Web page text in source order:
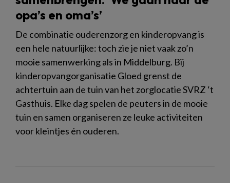
opa’s en oma’s’
De combinatie ouderenzorg en kinderopvang is
een hele natuurlijke: toch zie je niet vaak zo’n
mooie samenwerking als in Middelburg. Bij
kinderopvangorganisatie Gloed grenst de
achtertuin aan de tuin van het zorglocatie SVRZ ‘t
Gasthuis. Elke dag spelen de peuters in de mooie
tuin en samen organiseren ze leuke activiteiten
voor kleintjes én ouderen.